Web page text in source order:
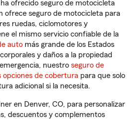
ofrecido seguro de motocicleta
ofrece seguro de motocicleta para
ruedas, ciclomotores y
el mismo servicio confiable de la
auto más grande de los Estados
y daños a la propiedad
nuestro seguro de
opciones de cobertura para que solo
adicional si la necesita.
en Denver, CO, para personalizar
descuentos y complementos